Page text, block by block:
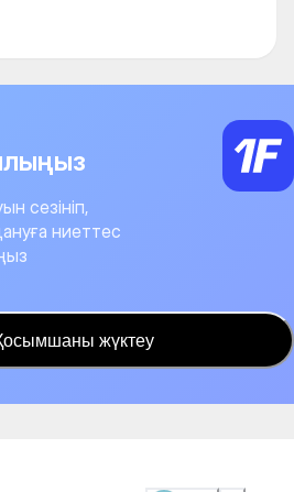
сезініп,
ниеттес
жүктеу